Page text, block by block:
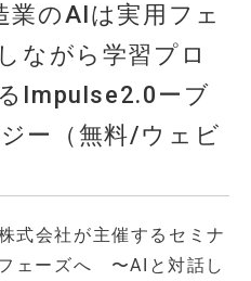
のAIは実用フェ
ながら学習プロ
Impulse2.0ーブ
ー（無料/ウェビ
式会社が主催するセミナ
ェーズへ 〜AIと対話し